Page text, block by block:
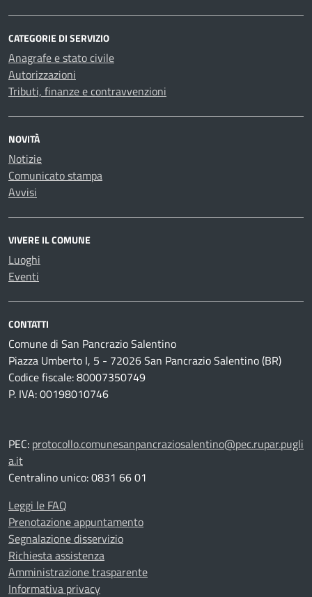
CATEGORIE DI SERVIZIO
Anagrafe e stato civile
Autorizzazioni
Tributi, finanze e contravvenzioni
NOVITÀ
Notizie
Comunicato stampa
Avvisi
VIVERE IL COMUNE
Luoghi
Eventi
CONTATTI
Comune di San Pancrazio Salentino
Piazza Umberto I, 5 - 72026 San Pancrazio Salentino (BR)
Codice fiscale: 80007350749
P. IVA: 00198010746
PEC: protocollo.comunesanpancraziosalentino@pec.rupar.pugli
a.it
Centralino unico: 0831 66 01
Leggi le FAQ
Prenotazione appuntamento
Segnalazione disservizio
Richiesta assistenza
Amministrazione trasparente
Informativa privacy